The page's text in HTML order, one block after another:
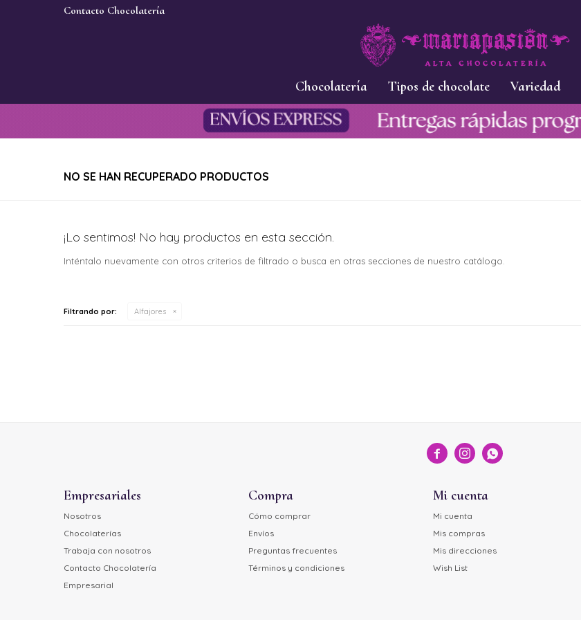
Chocolatería Tipos de chocolate Variedad
Contacto Chocolatería
NO SE HAN RECUPERADO PRODUCTOS
¡Lo sentimos! No hay productos en esta sección.
Inténtalo nuevamente con otros criterios de filtrado o busca en otras secciones de nuestro catálogo.
Filtrando por: Alfajores
  
Empresariales
Nosotros
Chocolaterías
Trabaja con nosotros
Contacto Chocolatería
Empresarial
Compra
Cómo comprar
Envíos
Preguntas frecuentes
Términos y condiciones
Mi cuenta
Mi cuenta
Mis compras
Mis direcciones
Wish List